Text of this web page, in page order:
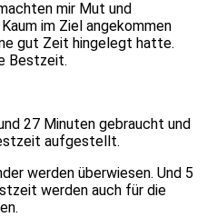
mir Mut und
im Ziel angekommen
gut Zeit hingelegt hatte.
Bestzeit.
27 Minuten gebraucht und
aufgestellt.
werden überwiesen. Und 5
werden auch für die